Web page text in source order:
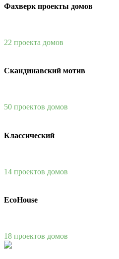
Фахверк проекты домов
22 проекта домов
Скандинавский мотив
50 проектов домов
Классический
14 проектов домов
EcoHouse
18 проектов домов